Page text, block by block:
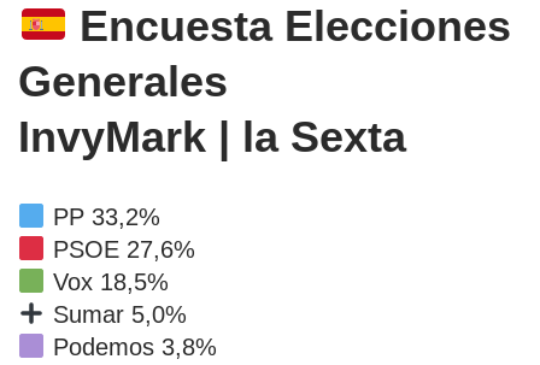
Encuesta Elecciones
Generales
InvyMark | la Sexta
PP 33,2%
PSOE 27,6%
Vox 18,5%
Sumar 5,0%
Podemos 3,8%